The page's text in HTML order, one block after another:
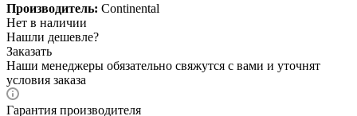
Производитель: Continental
Нет в наличии
Нашли дешевле?
Заказать
Наши менеджеры обязательно свяжутся с вами и уточнят
условия заказа
Гарантия производителя